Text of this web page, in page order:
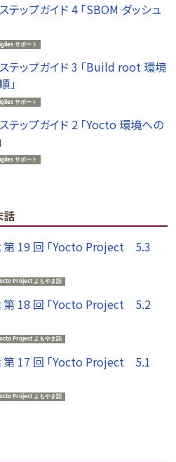
テップガイド 4 「SBOM ダッシュ
サポート
テップガイド 3 「Build root 環境
」
サポート
テップガイド 2 「Yocto 環境への
サポート
話
第 19 回 「Yocto Project 5.3
Project よもやま話
第 18 回 「Yocto Project 5.2
Project よもやま話
第 17 回 「Yocto Project 5.1
Project よもやま話